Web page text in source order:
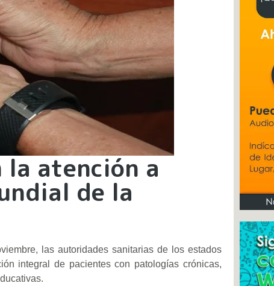
la atención a
de la
las autoridades sanitarias de los estados
integral de pacientes con patologías crónicas,